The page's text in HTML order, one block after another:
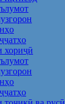
хориҷӣ